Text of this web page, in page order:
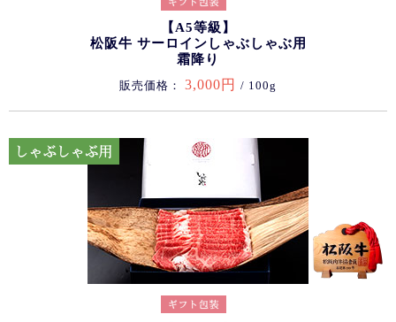
【A5等級】
松阪牛 サーロインしゃぶしゃぶ用
霜降り
販売価格： 3,000円 / 100g